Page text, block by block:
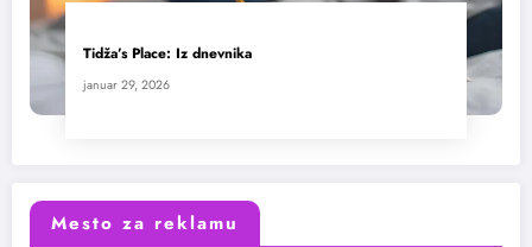
Tidža’s Place: Iz dnevnika
januar 29, 2026
Mesto za reklamu